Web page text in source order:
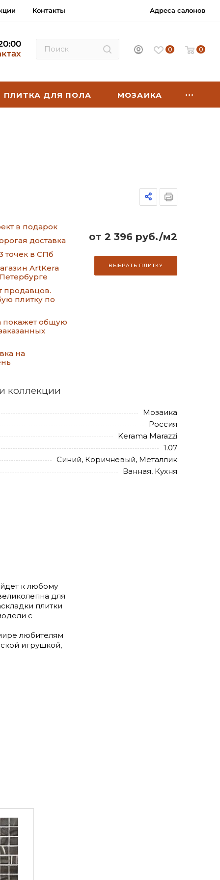
Контакты Адреса салонов
0 0
ПЛИТКА ДЛЯ ПОЛА МОЗАИКА
в подарок
доставка
точек в СПб
ArtKera
продавцов.
плитку по
покажет общую
на
от 2 396 руб./м2
ВЫБРАТЬ ПЛИТКУ
коллекции
Мозаика
Россия
Kerama Marazzi
1.07
Синий, Коричневый, Металлик
Ванная, Кухня
к любому
для
плитки
с
любителям
игрушкой,